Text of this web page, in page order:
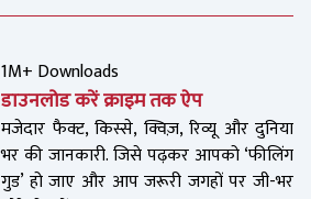
1M+ Downloads
डाउनलोड करें क्राइम तक ऐप
मजेदार फैक्ट, किस्से, क्विज़, रिव्यू और दुनिया
भर की जानकारी. जिसे पढ़कर आपको ‘फीलिंग
गुड’ हो जाए और आप जरूरी जगहों पर जी-भर